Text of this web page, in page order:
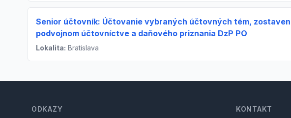
Senior účtovník: Účtovanie vybraných účtovných tém,
podvojnom účtovníctve a daňového priznania DzP PO
Lokalita: Bratislava
ODKAZY KONTAKT